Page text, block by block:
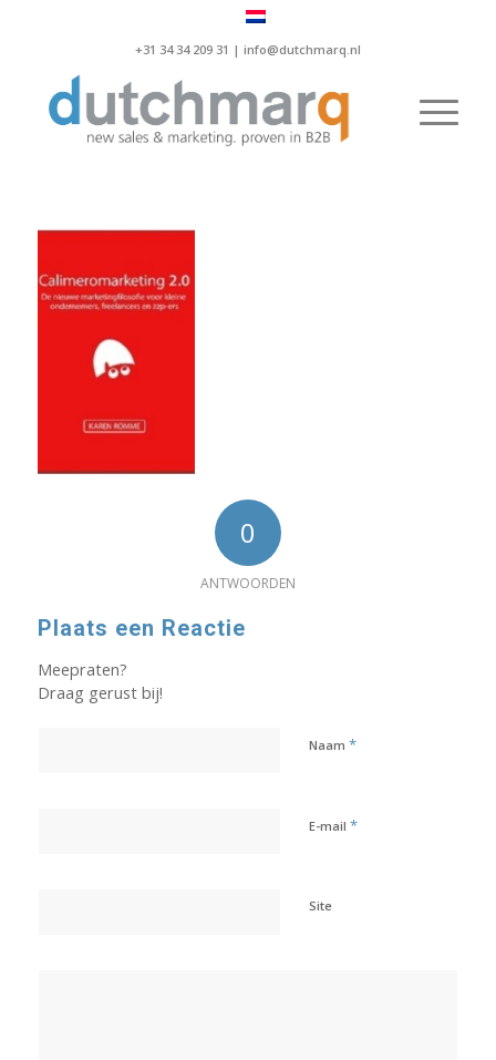
+31 34 34 209 31 | info@dutchmarq.nl
0
ANTWOORDEN
Plaats een Reactie
Meepraten?
Draag gerust bij!
Naam *
E-mail *
Site